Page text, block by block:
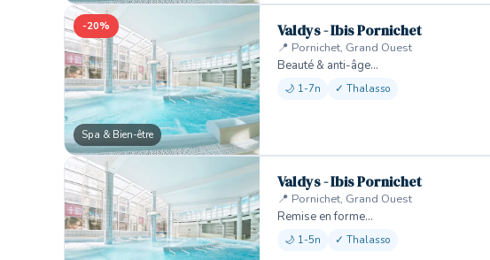
-20%
Spa & Bien-être
Valdys - Ibis Pornichet
📍 Pornichet, Grand Ouest
Beauté & anti-âge…
🌙 1-7n ✓ Thalasso
Valdys - Ibis Pornichet
📍 Pornichet, Grand Ouest
Remise en forme…
🌙 1-5n ✓ Thalasso